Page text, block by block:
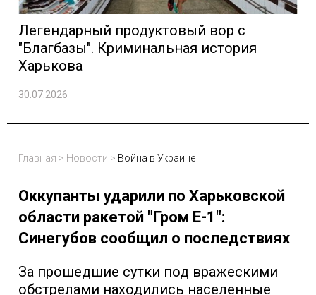
Легендарный продуктовый вор с
"Благбазы". Криминальная история
Харькова
30.07.2026
Главная > Новости > Война в Украине
Оккупанты ударили по Харьковской
области ракетой "Гром Е-1":
Синегубов сообщил о последствиях
За прошедшие сутки под вражескими
обстрелами находились населенные